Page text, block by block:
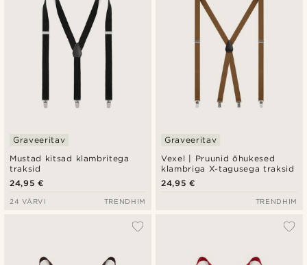
Kõrgeim hind
Mustad kitsad klambritega
traksid
Graveeritav
24,95 €
24 VÄRVI TRENDHIM
Vexel | Pruunid õhukesed
klambriga X-tagusega traksid
Graveeritav
24,95 €
TRENDHIM